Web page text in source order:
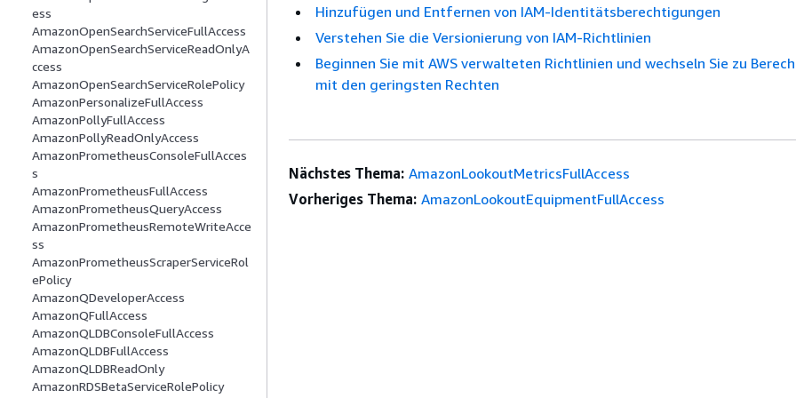
ess
AmazonOpenSearchServiceFullAccess
AmazonOpenSearchServiceReadOnlyA
ccess
AmazonOpenSearchServiceRolePolicy
AmazonPersonalizeFullAccess
AmazonPollyFullAccess
AmazonPollyReadOnlyAccess
AmazonPrometheusConsoleFullAcces
s
AmazonPrometheusFullAccess
AmazonPrometheusQueryAccess
AmazonPrometheusRemoteWriteAcce
ss
AmazonPrometheusScraperServiceRol
ePolicy
AmazonQDeveloperAccess
AmazonQFullAccess
AmazonQLDBConsoleFullAccess
AmazonQLDBFullAccess
AmazonQLDBReadOnly
AmazonRDSBetaServiceRolePolicy
Hinzufügen und Entfernen von IAM-Identitätsberechtigungen
Verstehen Sie die Versionierung von IAM-Richtlinien
Beginnen Sie mit AWS verwalteten Richtlinien und wechseln Sie zu
mit den geringsten Rechten
Nächstes Thema: AmazonLookoutMetricsFullAccess
Vorheriges Thema: AmazonLookoutEquipmentFullAccess